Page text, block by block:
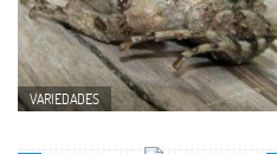
VARIEDADES